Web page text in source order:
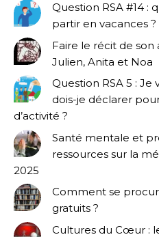
Question RSA #14 :
partir en vacances ?
Faire le récit de son
Julien, Anita et Noa
Question RSA 5 : Je
dois-je déclarer
d’activité ?
Santé mentale et
ressources sur la
2025
Comment se
gratuits ?
Cultures du Cœur :